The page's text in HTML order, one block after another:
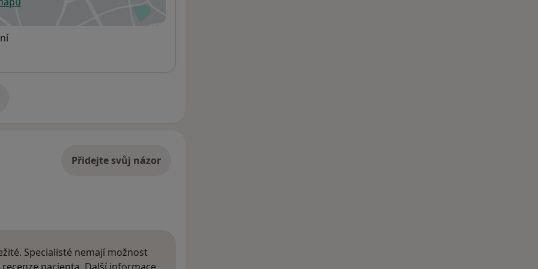
Schiller-University Jena, 2013
při operacích nosu, Fondation Saint
2015, 2018
2016
Universitätsklinikum Erlangen,
hlavy a krku ČLS JEP
v nové záložce
Přidejte svůj názor
Specialisté nemají možnost